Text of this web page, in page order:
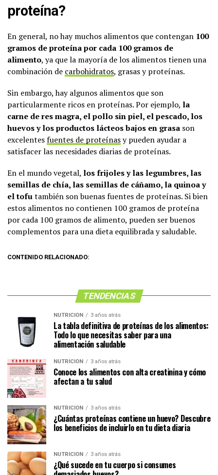
proteína?
En general, no hay muchos alimentos que contengan 100
gramos de proteína por cada 100 gramos de
alimento, ya que la mayoría de los alimentos tienen una
combinación de carbohidratos, grasas y proteínas.
Sin embargo, hay algunos alimentos que son
particularmente ricos en proteínas. Por ejemplo, la
carne de res magra, el pollo sin piel, el pescado, los
huevos y los productos lácteos bajos en grasa son
excelentesfuentes de proteínasy pueden ayudar a
satisfacer las necesidades diarias de proteínas.
En el mundo vegetal, los frijoles y las legumbres, las
semillas de chía, las semillas de cáñamo, la quinoa y
el tofutambién son buenas fuentes de proteínas. Si bien
estos alimentos no contienen 100 gramos de proteína
por cada 100 gramos de alimento, pueden ser buenos
complementos para una dieta equilibrada y saludable.
CONTENIDO RELACIONADO:
TENDENCIAS
NUTRICIÓN 3 años atrás
La tabla definitiva de proteínas de los alimentos:
Todo lo que necesitas saber para una
alimentación saludable
NUTRICIÓN 3 años atrás
Conoce los alimentos con alta creatinina y cómo
afectan a tu salud
NUTRICIÓN 3 años atrás
¿Cuántas proteínas contiene un huevo? Descubre
los beneficios de incluirlo en tu dieta diaria
NUTRICIÓN 3 años atrás
¿Qué sucede en tu cuerpo si consumes